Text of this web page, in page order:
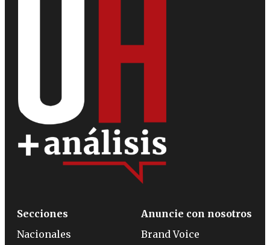
Secciones
Nacionales
Anuncie con nosotros
Brand Voice